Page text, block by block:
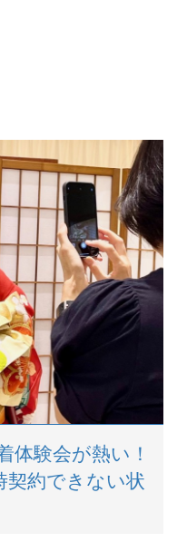
体験会が熱い！
契約できない状